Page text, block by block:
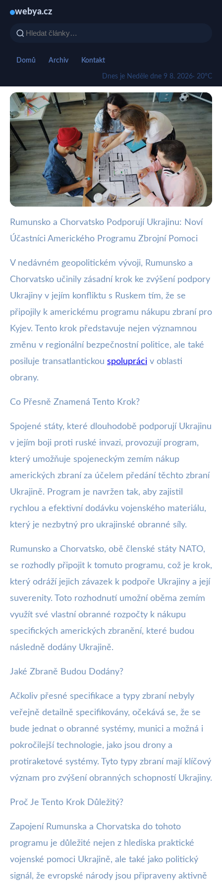
webya.cz
Domů Archiv Kontakt
Dnes je Neděle dne 9 8. 2026· 20°C
webya.cz
Rumunsko a Chorvatsko se
připojují k zbrojní pomoci Ukrajině
· 3 min čtení · Autor: Nela Švecová
Rumunsko a Chorvatsko Podporují Ukrajinu: Noví
Účastníci Amerického Programu Zbrojní Pomoci
V nedávném geopolitickém vývoji, Rumunsko a
Chorvatsko učinily zásadní krok ke zvýšení podpory
Ukrajiny v jejím konfliktu s Ruskem tím, že se
připojily k americkému programu nákupu zbraní pro
Kyjev. Tento krok představuje nejen významnou
změnu v regionální bezpečnostní politice, ale také
posiluje transatlantickou spolupráci v oblasti
obrany.
Co Přesně Znamená Tento Krok?
Spojené státy, které dlouhodobě podporují Ukrajinu
v jejím boji proti ruské invazi, provozují program,
který umožňuje spojeneckým zemím nákup
amerických zbraní za účelem předání těchto zbraní
Ukrajině. Program je navržen tak, aby zajistil
rychlou a efektivní dodávku vojenského materiálu,
který je nezbytný pro ukrajinské obranné síly.
Rumunsko a Chorvatsko, obě členské státy NATO,
se rozhodly připojit k tomuto programu, což je krok,
který odráží jejich závazek k podpoře Ukrajiny a její
suverenity. Toto rozhodnutí umožní oběma zemím
využít své vlastní obranné rozpočty k nákupu
specifických amerických zbranění, které budou
následně dodány Ukrajině.
Jaké Zbraně Budou Dodány?
Ačkoliv přesné specifikace a typy zbraní nebyly
veřejně detailně specifikovány, očekává se, že se
bude jednat o obranné systémy, munici a možná i
pokročilejší technologie, jako jsou drony a
protiraketové systémy. Tyto typy zbraní mají klíčový
význam pro zvýšení obranných schopností Ukrajiny.
Proč Je Tento Krok Důležitý?
Zapojení Rumunska a Chorvatska do tohoto
programu je důležité nejen z hlediska praktické
vojenské pomoci Ukrajině, ale také jako politický
signál, že evropské národy jsou připraveny aktivně